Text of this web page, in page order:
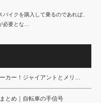
バイクを購入して乗るのであれば、
必要とな…
カー！ジャイアントとメリ…
とめ｜自転車の手信号